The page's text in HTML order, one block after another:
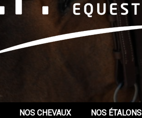
NOS CHEVAUX NOS ÉTALONS